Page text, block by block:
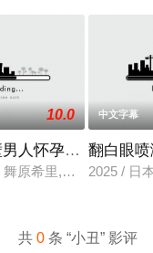
10.0
人怀孕性爱
舞原希里,佐川金二
中文字幕
翻白眼
2025 / 日
共0 条 “小丑” 影评